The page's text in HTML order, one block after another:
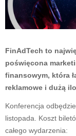
FinAdTech to
poświęcona
finansowym, która
reklamowe i dużą
Konferencja
listopada. Koszt
całego wydarzenia: